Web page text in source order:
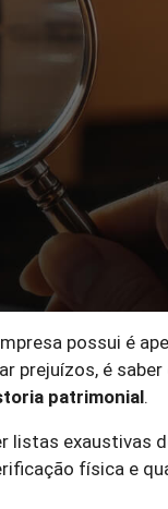
possui é
prejuízos, é saber
patrimonial.
listas exaustivas
física e